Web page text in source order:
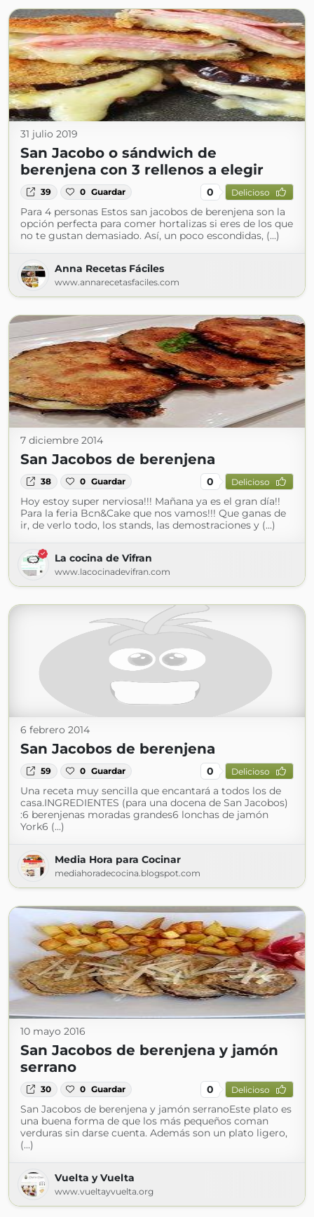
31 julio 2019
San Jacobo o sándwich de
berenjena con 3 rellenos a elegir
39 0 Guardar 0 Delicioso
Para 4 personas Estos san jacobos de berenjena son la
opción perfecta para comer hortalizas si eres de los que
no te gustan demasiado. Así, un poco escondidas, (...)
Anna Recetas Fáciles
www.annarecetasfaciles.com
7 diciembre 2014
San Jacobos de berenjena
38 0 Guardar 0 Delicioso
Hoy estoy super nerviosa!!! Mañana ya es el gran día!!
Para la feria Bcn&Cake que nos vamos!!! Que ganas de
ir, de verlo todo, los stands, las demostraciones y (...)
La cocina de Vifran
www.lacocinadevifran.com
6 febrero 2014
San Jacobos de berenjena
59 0 Guardar 0 Delicioso
Una receta muy sencilla que encantará a todos los de
casa.INGREDIENTES (para una docena de San Jacobos)
:6 berenjenas moradas grandes6 lonchas de jamón
York6 (...)
Media Hora para Cocinar
mediahoradecocina.blogspot.com
10 mayo 2016
San Jacobos de berenjena y jamón
serrano
30 0 Guardar 0 Delicioso
San Jacobos de berenjena y jamón serranoEste plato es
una buena forma de que los más pequeños coman
verduras sin darse cuenta. Además son un plato ligero,
(...)
Vuelta y Vuelta
www.vueltayvuelta.org